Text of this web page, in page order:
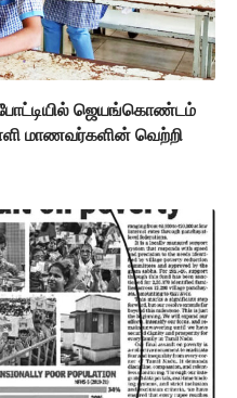
ஜெயங்கொண்டம்
மாணவர்களின் வெற்றி